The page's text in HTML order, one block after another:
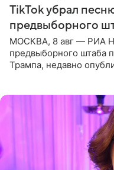
TikTok убрал
предвыборного
МОСКВА, 8 авг — РИА
предвыборного штаба
Трампа, недавно